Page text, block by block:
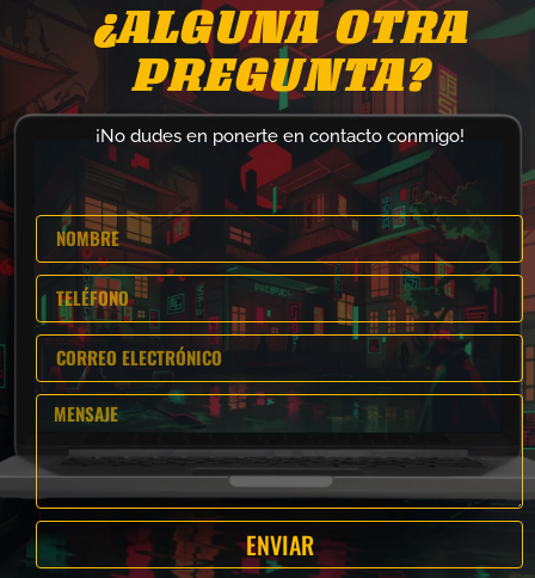
¿ALGUNA OTRA
PREGUNTA?
¡No dudes en ponerte en contacto conmigo!
ENVIAR